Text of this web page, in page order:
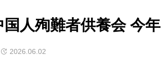
国人殉難者供養会 今
2026.06.02